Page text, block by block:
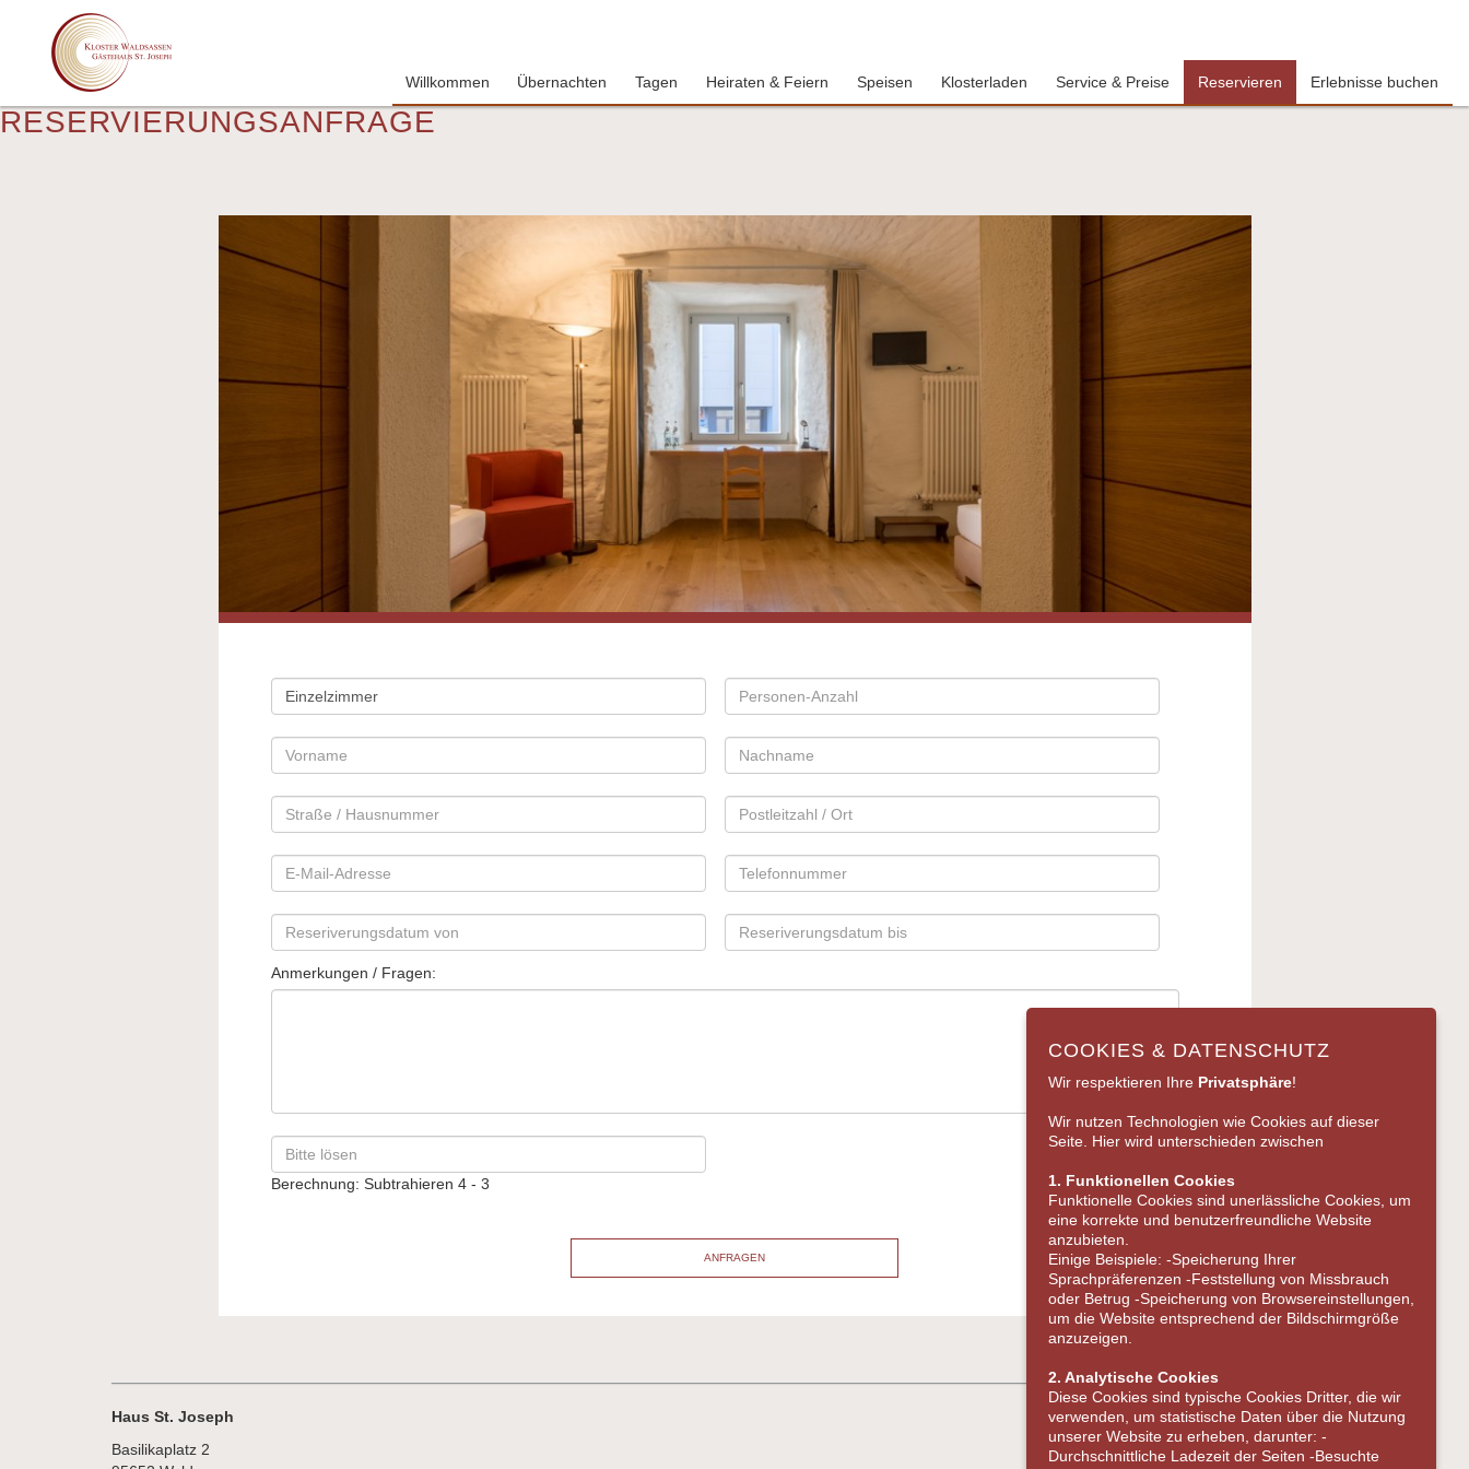
Willkommen Übernachten Tagen Heiraten & Feiern Speisen Klosterladen Service & Preise Reservieren Erlebnisse buchen
RESERVIERUNGSANFRAGE
Anmerkungen / Fragen:
Berechnung: Subtrahieren4 - 3
ANFRAGEN
Haus St. Joseph
Basilikaplatz 2
COOKIES & DATENSCHUTZ
Wir respektieren Ihre Privatsphäre!
Wir nutzen Technologien wie Cookies auf dieser
Seite. Hier wird unterschieden zwischen
1. Funktionellen Cookies
Funktionelle Cookies sind unerlässliche Cookies, um
eine korrekte und benutzerfreundliche Website
anzubieten.
Einige Beispiele: -Speicherung Ihrer
Sprachpräferenzen -Feststellung von Missbrauch
oder Betrug -Speicherung von Browsereinstellungen,
um die Website entsprechend der Bildschirmgröße
anzuzeigen.
2. Analytische Cookies
Diese Cookies sind typische Cookies Dritter, die wir
verwenden, um statistische Daten über die Nutzung
unserer Website zu erheben, darunter: -
Durchschnittliche Ladezeit der Seiten -Besuchte